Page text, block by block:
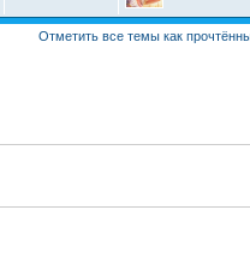
Отметить все темы как